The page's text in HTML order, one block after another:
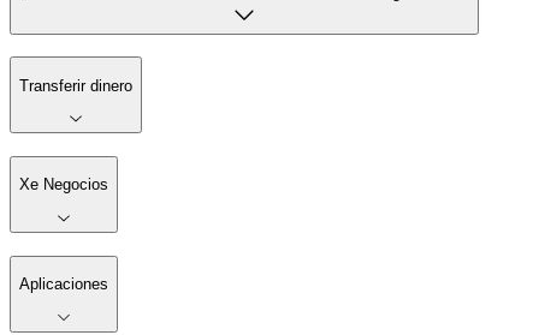
Transferir dinero
Xe Negocios
Aplicaciones